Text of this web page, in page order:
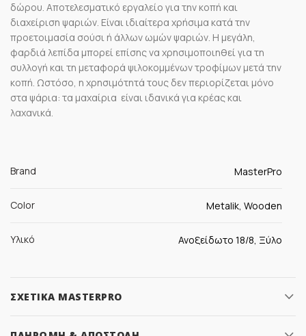
δώρου. Αποτελεσματικό εργαλείο για την κοπή και
διαχείριση ψαριών. Είναι ιδιαίτερα χρήσιμα κατά την
προετοιμασία σούσι ή άλλων ωμών ψαριών. Η μεγάλη,
φαρδιά λεπίδα μπορεί επίσης να χρησιμοποιηθεί για τη
συλλογή και τη μεταφορά ψιλοκομμένων τροφίμων μετά την
κοπή. Ωστόσο, η χρησιμότητά τους δεν περιορίζεται μόνο
στα ψάρια: τα μαχαίρια είναι ιδανικά για κρέας και
λαχανικά.
Brand MasterPro
Color Metalik, Wooden
Υλικό Ανοξείδωτο 18/8, Ξύλο
ΣΧΕΤΙΚΆ MASTERPRO